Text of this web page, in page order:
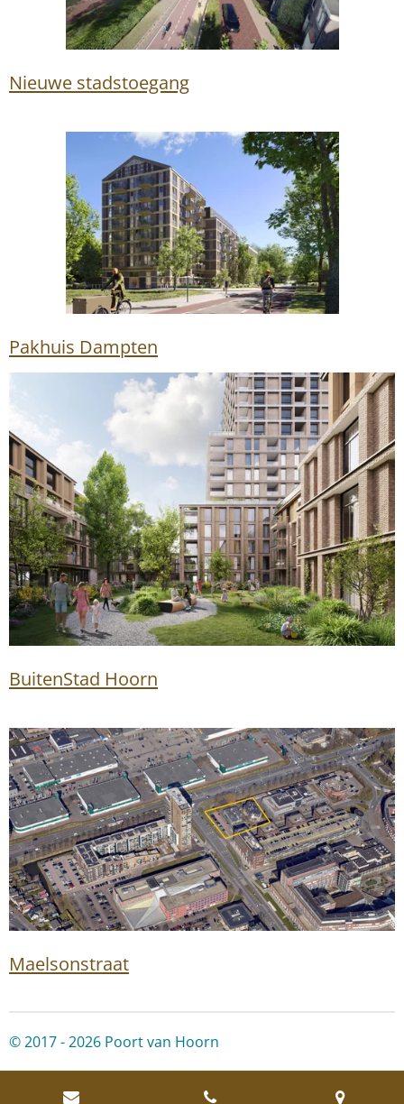
Nieuwe stadstoegang
Pakhuis Dampten
BuitenStad Hoorn
Maelsonstraat
© 2017 - 2026 Poort van Hoorn